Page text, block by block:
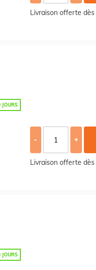
Livraison offerte dès
- +
Livraison offerte dès